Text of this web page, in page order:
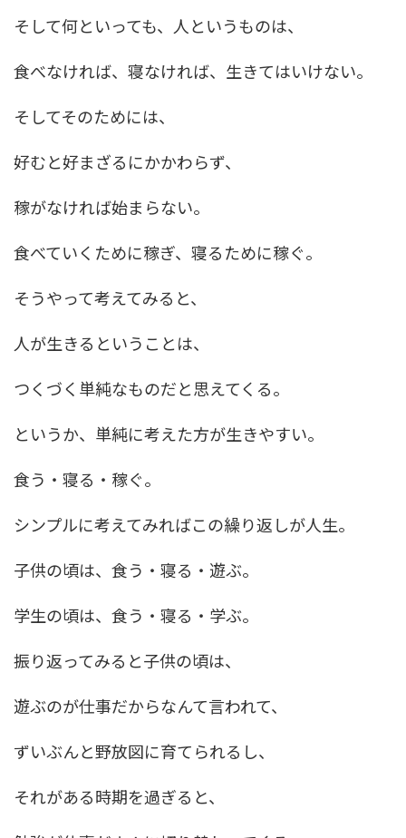
そして何といっても、人というものは、
食べなければ、寝なければ、生きてはいけない。
そしてそのためには、
好むと好まざるにかかわらず、
稼がなければ始まらない。
食べていくために稼ぎ、寝るために稼ぐ。
そうやって考えてみると、
人が生きるということは、
つくづく単純なものだと思えてくる。
というか、単純に考えた方が生きやすい。
食う・寝る・稼ぐ。
シンプルに考えてみればこの繰り返しが人生。
子供の頃は、食う・寝る・遊ぶ。
学生の頃は、食う・寝る・学ぶ。
振り返ってみると子供の頃は、
遊ぶのが仕事だからなんて言われて、
ずいぶんと野放図に育てられるし、
それがある時期を過ぎると、